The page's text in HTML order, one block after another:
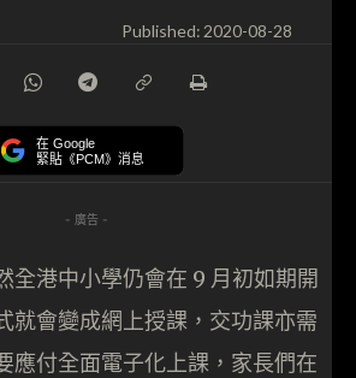
Published:2020-08-28
在 Google
緊貼《PCM》消息
- 廣告 -
全港中小學仍會在 9 月初如期開
就會變成網上授課，交功課亦需
應付全面電子化上課，家長們在